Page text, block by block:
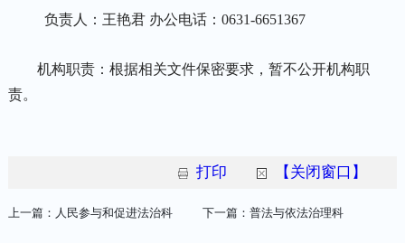
负责人：王艳君 办公电话：0631-6651367
机构职责：根据相关文件保密要求，暂不公开机构职
责。
打印 【关闭窗口】
上一篇： 人民参与和促进法治科 下一篇： 普法与依法治理科